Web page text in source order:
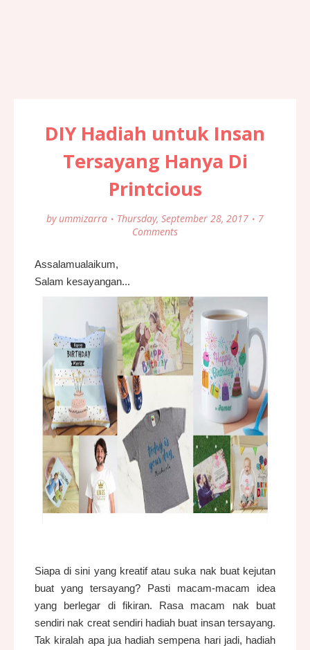
DIY Hadiah untuk Insan
Tersayang Hanya Di
Printcious
by ummizarra Thursday, September 28, 2017
7
Comments
Assalamualaikum,
Salam kesayangan...
Siapa di sini yang kreatif atau suka nak buat kejutan
buat yang tersayang? Pasti macam-macam idea
yang berlegar di fikiran. Rasa macam nak buat
sendiri nak creat sendiri hadiah buat insan tersayang.
Tak kiralah apa jua hadiah sempena hari jadi, hadiah